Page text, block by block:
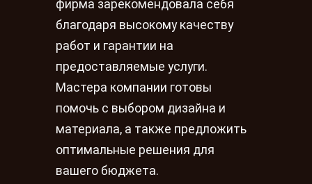
фирма зарекомендовала себя
благодаря высокому качеству
работ и гарантии на
предоставляемые услуги.
Мастера компании готовы
помочь с выбором дизайна и
материала, а также предложить
оптимальные решения для
вашего бюджета.